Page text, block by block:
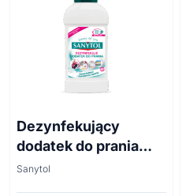
Dezynfekujący
dodatek do prania
białe kwiaty 500ml
Sanytol